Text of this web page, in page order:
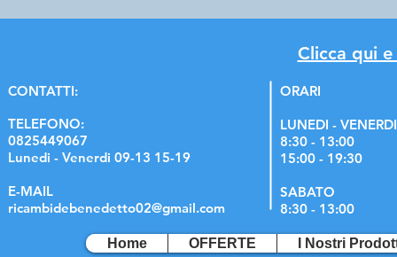
Clicca qui
CONTATTI:
TELEFONO:
0825449067
Lunedi - Venerdi 09-13 15-19
E-MAIL
ricambidebenedetto02@gmail.com
ORARI
LUNEDI - VENERDI
8:30 - 13:00
15:00 - 19:30
SABATO
8:30 - 13:00
Home OFFERTE I Nostri